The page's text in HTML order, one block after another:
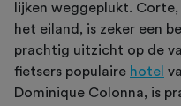
lijken weggeplukt.
het eiland, is zeker een
prachtig uitzicht op de
fietsers populaire hotel
Dominique Colonna, is